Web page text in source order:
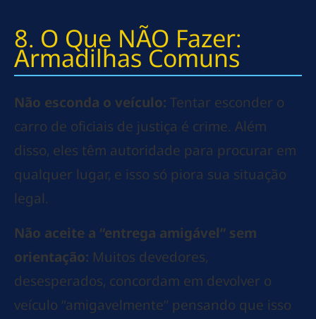
8. O Que NÃO Fazer:
Armadilhas Comuns
Não esconda o veículo: Tentar esconder o
carro de oficiais de justiça é crime. Além
disso, eles têm autoridade para procurar em
qualquer lugar, e isso só piora sua situação
legal.
Não aceite a “entrega amigável” sem
orientação: Muitos devedores,
desesperados, concordam em devolver o
veículo “amigavelmente” pensando que isso